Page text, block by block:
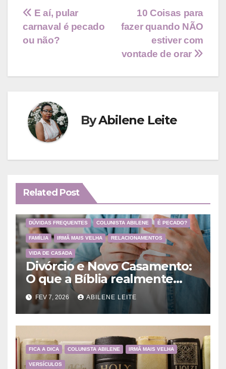
Navegação
de
10 Coisas para
fazer quando NÃO
estiver com
vontade de orar
E aí, pular
carnaval é pecado
ou não?
ByAbilene Leite
Related Post
DÚVIDAS FREQUENTES COLUNISTA ABILENE É PECADO?
FAMÍLIA IRMÃ MAIS VELHA RELACIONAMENTOS
VIDA DE CASADA
Divórcio e Novo Casamento:
O que a Bíblia realmente
ensina
FEV 7, 2026 ABILENE LEITE
FICA A DICA COLUNISTA ABILENE IRMÃ MAIS VELHA
VERSÍCULOS